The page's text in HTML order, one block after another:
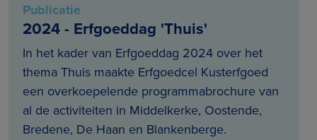
Publicatie
2024 - Erfgoeddag 'Thuis'
In het kader van Erfgoeddag 2024 over het
thema Thuis maakte Erfgoedcel Kusterfgoed
een overkoepelende programmabrochure van
al de activiteiten in Middelkerke, Oostende,
Bredene, De Haan en Blankenberge.